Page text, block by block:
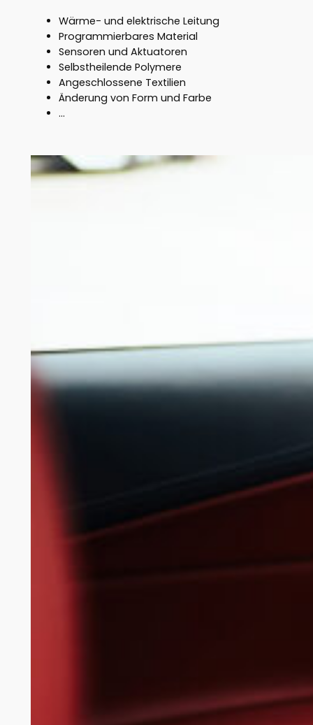
Wärme- und elektrische Leitung
Programmierbares Material
Sensoren und Aktuatoren
Selbstheilende Polymere
Angeschlossene Textilien
Änderung von Form und Farbe
…